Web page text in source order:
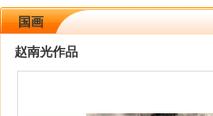
国画
赵南光作品